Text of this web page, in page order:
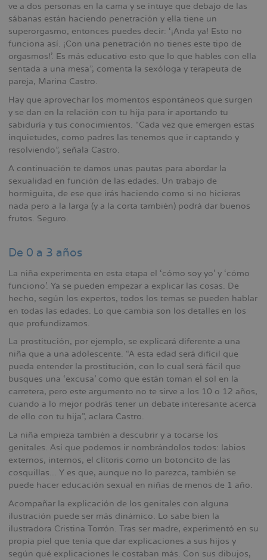
ve a dos personas en la cama y se intuye que debajo de las
sábanas están haciendo penetración y ella tiene un
superorgasmo, entonces puedes decir: ‘¡Anda ya! Esto no
funciona así. ¡Con una penetración no tienes este tipo de
orgasmos!’. Es más educativo esto que lo que hables con ella
sentada a una mesa”, comenta la sexóloga y terapeuta de
pareja, Marina Castro.
Hay que aprovechar los momentos espontáneos que surgen
y se dan en la relación con tu hija para ir aportando tu
sabiduría y tus conocimientos. “Cada vez que emergen estas
inquietudes, como padres las tenemos que ir captando y
resolviendo”, señala Castro.
A continuación te damos unas pautas para abordar la
sexualidad en función de las edades. Un trabajo de
hormiguita, de ese que irás haciendo como si no hicieras
nada pero a la larga (y a la corta también) podrá dar buenos
frutos. Seguro.
De 0 a 3 años
La niña experimenta en esta etapa el ‘cómo soy yo’ y ‘cómo
funciono’. Ya se pueden empezar a explicar las cosas. De
hecho, según los expertos, todos los temas se pueden hablar
en todas las edades. Lo que cambia son los detalles en los
que profundizamos.
La prostitución, por ejemplo, se explicará diferente a una
niña que a una adolescente. “A esta edad será difícil que
pueda entender la prostitución, con lo cual será fácil que
busques una ‘excusa’ como que están toman el sol en la
carretera, pero este argumento no te sirve a los 10 o 12 años,
cuando a lo mejor podrás tener un debate interesante acerca
de ello con tu hija”, aclara Castro.
La niña empieza también a descubrir y a tocarse los
genitales. Así que podemos ir nombrándolos todos: labios
externos, internos, el clítoris como un botoncito de las
cosquillas... Y es que, aunque no lo parezca, también se
puede hacer educación sexual en niñas de menos de 1 año.
Acompañar la explicación de los genitales con alguna
ilustración puede ser más dinámico. Lo sabe bien la
ilustradora Cristina Torrón. Tras ser madre, experimentó en su
propia piel que tenía que dar explicaciones a sus hijos y
según qué explicaciones le costaban más. Con sus dibujos,